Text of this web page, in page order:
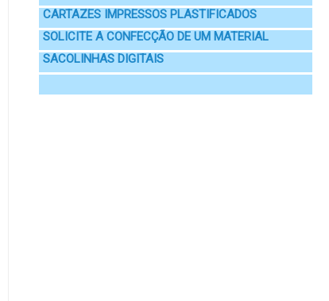
CARTAZES IMPRESSOS PLASTIFICADOS
SOLICITE A CONFECÇÃO DE UM MATERIAL
SACOLINHAS DIGITAIS